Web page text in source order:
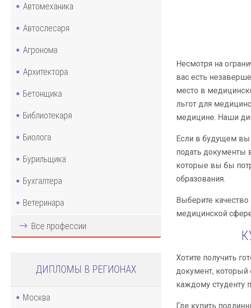
Автомеханика
Автослесаря
Агронома
Архитектора
Бетонщика
Библиотекаря
Биолога
Бурильщика
Бухгалтера
Ветеринара
Все профессии
ДИПЛОМЫ В РЕГИОНАХ
Москва
Несмотря на
вас есть
место в
льгот для
медицине. Наши
Если в будущем вы
подать документы
которые вы бы
образования.
Выберите
медицинской
Хотите получить
документ, который
каждому студенту
Где купить